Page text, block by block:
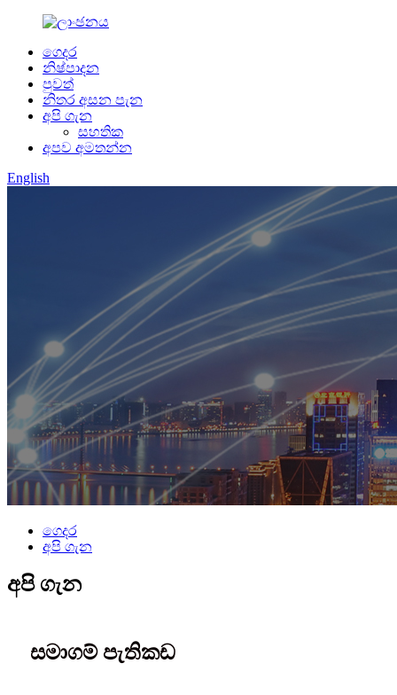
ගෙදර
නිෂ්පාදන
පුවත්
නිතර අසන පැන
අපි ගැන
සහතික
අපව අමතන්න
English
ගෙදර
අපි ගැන
අපි ගැන
සමාගම් පැතිකඩ